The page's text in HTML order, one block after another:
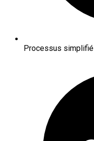
Processus simplifié